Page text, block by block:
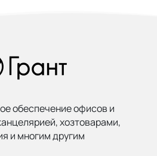
обеспечение офисов и
хозтоварами,
и многим другим